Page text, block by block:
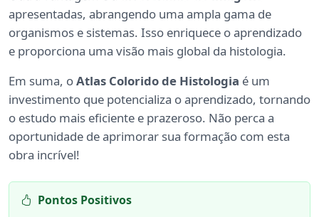
apresentadas, abrangendo uma ampla gama de
organismos e sistemas. Isso enriquece o aprendizado
e proporciona uma visão mais global da histologia.
Em suma, oAtlas Colorido de Histologia é um
investimento que potencializa o aprendizado, tornando
o estudo mais eficiente e prazeroso. Não perca a
oportunidade de aprimorar sua formação com esta
obra incrível!
Pontos Positivos